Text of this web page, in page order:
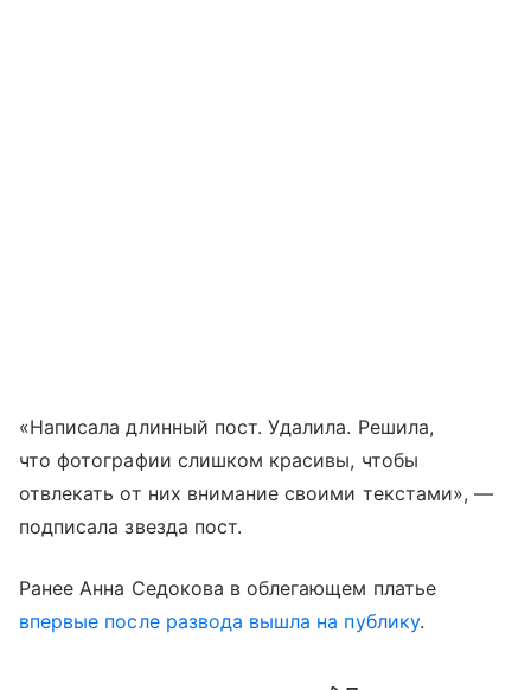
«Написала длинный пост. Удалила. Решила,
что фотографии слишком красивы, чтобы
отвлекать от них внимание своими текстами», —
подписала звезда пост.
Ранее Анна Седокова в облегающем платье
впервые после развода вышла на публику.